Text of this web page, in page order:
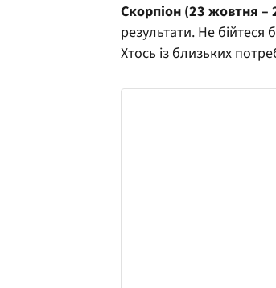
Скорпіон (23 жовтня –
результати. Не бійтеся
Хтось із близьких